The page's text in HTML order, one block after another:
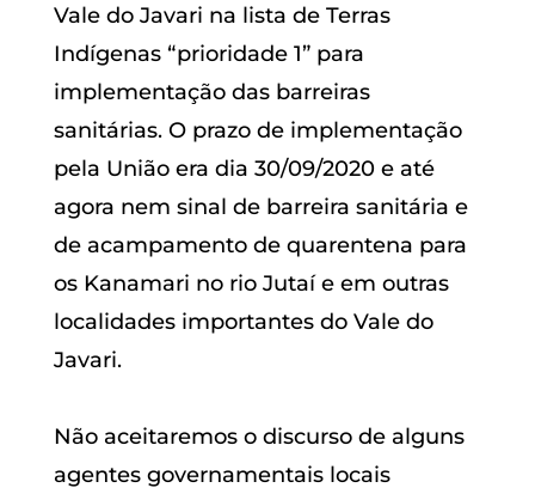
Vale do Javari na lista de Terras
Indígenas “prioridade 1” para
implementação das barreiras
sanitárias. O prazo de implementação
pela União era dia 30/09/2020 e até
agora nem sinal de barreira sanitária e
de acampamento de quarentena para
os Kanamari no rio Jutaí e em outras
localidades importantes do Vale do
Javari.
Não aceitaremos o discurso de alguns
agentes governamentais locais